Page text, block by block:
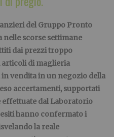
del Gruppo Pronto
nelle scorse settimane
dai prezzi troppo
di maglieria
vendita in un negozio della
accertamenti, supportati
effettuate dal Laboratorio
esiti hanno confermato i
la reale